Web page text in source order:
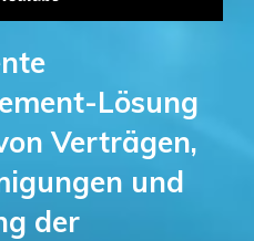
Lösung
Verträgen,
und
der